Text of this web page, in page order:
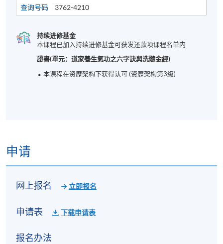
查询号码
3762-4210
持续进修基金
本课程已加入持续进修基金可获发还款项课程名单内
證書(單元：道家養生氣功之六字訣與洗髓金經)
本课程在资歴架构下获得认可 (资歴架构第3级)
申请
网上报名 立即报名
申请表 下载申请表
报名办法